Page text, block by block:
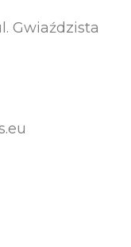
Gwiaździsta